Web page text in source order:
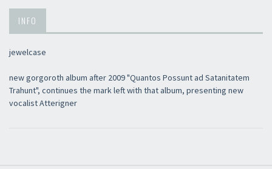
INFO
jewelcase
new gorgoroth album after 2009 "Quantos Possunt ad Satanitatem
Trahunt", continues the mark left with that album, presenting new
vocalist Atterigner